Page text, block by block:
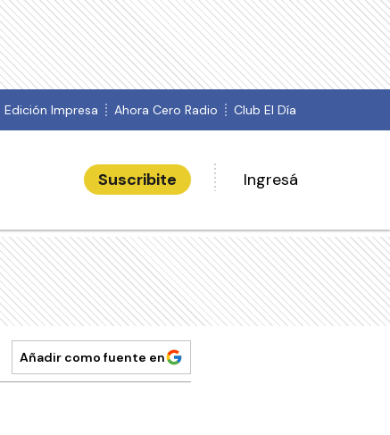
Edición Impresa Ahora Cero Radio Club El Día
Suscribite Ingresá
Añadir como fuente en